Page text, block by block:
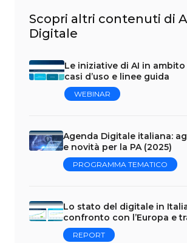
Scopri altri contenuti di
Digitale
Le iniziative di AI in
casi d’uso e linee guida
WEBINAR
Agenda Digitale italiana:
e novità per la PA (2025)
PROGRAMMA TEMATICO
Lo stato del digitale in
confronto con l’Europa e
REPORT